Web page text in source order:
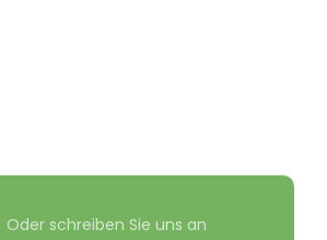
Oder schreiben Sie uns an